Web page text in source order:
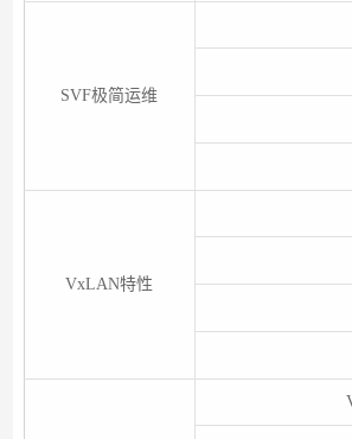
SVF极简运维
VxLAN特性